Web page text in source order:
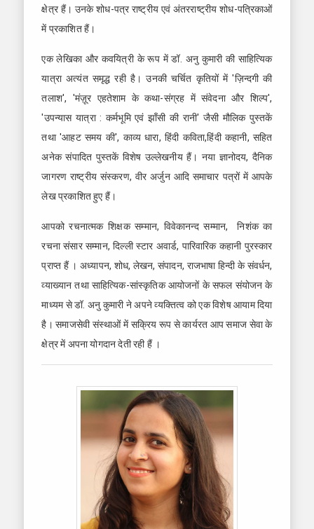
क्षेत्र हैं। उनके शोध-पत्र राष्ट्रीय एवं अंतरराष्ट्रीय शोध-पत्रिकाओं
में प्रकाशित हैं।
एक लेखिका और कवयित्री के रूप में डॉ. अनु कुमारी की साहित्यिक
यात्रा अत्यंत समृद्ध रही है। उनकी चर्चित कृतियों में 'ज़िन्दगी की
तलाश', 'मंज़ूर एहतेशाम के कथा-संग्रह में संवेदना और शिल्प',
'उपन्यास यात्रा : कर्मभूमि एवं झाँसी की रानी' जैसी मौलिक पुस्तकें
तथा 'आहट समय की', काव्य धारा, हिंदी कविता,हिंदी कहानी, सहित
अनेक संपादित पुस्तकें विशेष उल्लेखनीय हैं। नया ज्ञानोदय, दैनिक
जागरण राष्ट्रीय संस्करण, वीर अर्जुन आदि समाचार पत्रों में आपके
लेख प्रकाशित हुए हैं।
आपको रचनात्मक शिक्षक सम्मान, विवेकानन्द सम्मान, निशंक का
रचना संसार सम्मान, दिल्ली स्टार अवार्ड, पारिवारिक कहानी पुरस्कार
प्राप्त हैं । अध्यापन, शोध, लेखन, संपादन, राजभाषा हिन्दी के संवर्धन,
व्याख्यान तथा साहित्यिक-सांस्कृतिक आयोजनों के सफल संयोजन के
माध्यम से डॉ. अनु कुमारी ने अपने व्यक्तित्व को एक विशेष आयाम दिया
है। समाजसेवी संस्थाओं में सक्रिय रूप से कार्यरत आप समाज सेवा के
क्षेत्र में अपना योगदान देती रही हैं ।